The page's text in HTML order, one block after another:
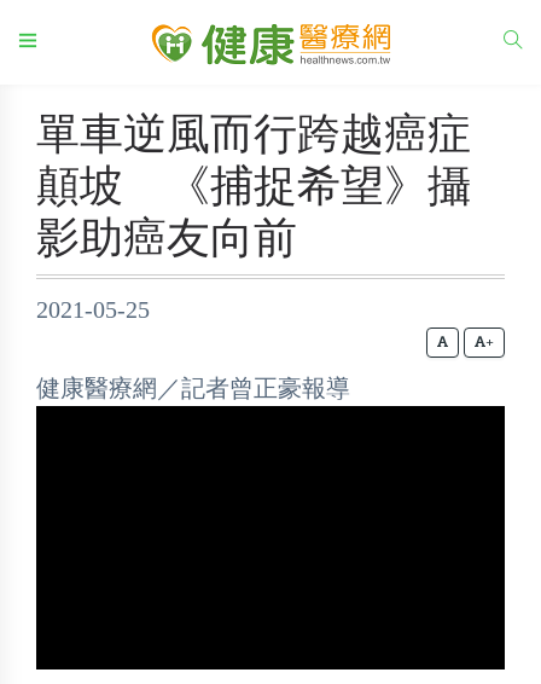
單車逆風而行跨越癌症
顛坡 《捕捉希望》攝
影助癌友向前
2021-05-25
+
健康醫療網／記者曾正豪報導